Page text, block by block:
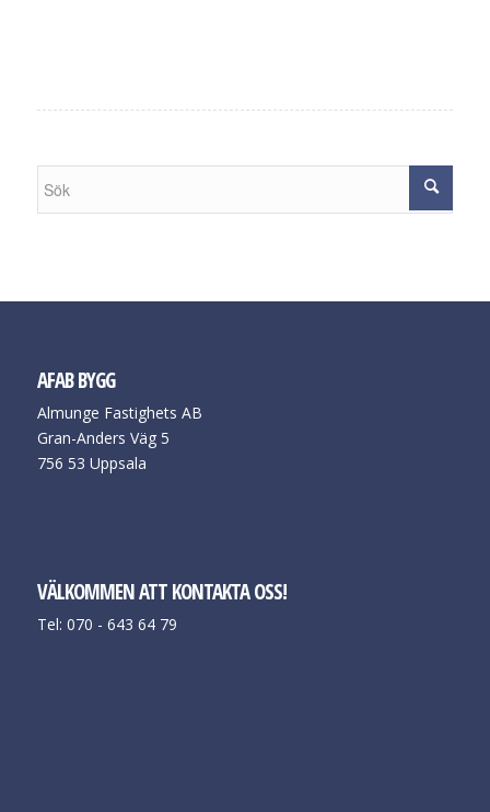
AFAB BYGG
Almunge Fastighets AB
Gran-Anders Väg 5
756 53 Uppsala
VÄLKOMMEN ATT KONTAKTA OSS!
Tel: 070 - 643 64 79